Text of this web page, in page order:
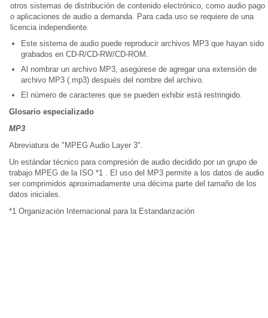
otros sistemas de distribución de contenido electrónico, como audio pago
o aplicaciones de audio a demanda. Para cada uso se requiere de una
licencia independiente.
Este sistema de audio puede reproducir archivos MP3 que hayan sido
grabados en CD-R/CD-RW/CD-ROM.
Al nombrar un archivo MP3, asegúrese de agregar una extensión de
archivo MP3 (.mp3) después del nombre del archivo.
El número de caracteres que se pueden exhibir está restringido.
Glosario especializado
MP3
Abreviatura de "MPEG Audio Layer 3".
Un estándar técnico para compresión de audio decidido por un grupo de
trabajo MPEG de la ISO *1 . El uso del MP3 permite a los datos de audio
ser comprimidos aproximadamente una décima parte del tamaño de los
datos iniciales.
*1 Organización Internacional para la Estandarización